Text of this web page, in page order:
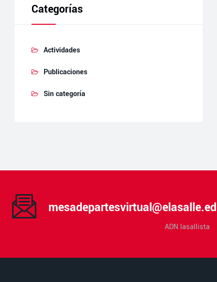
Categorías
Actividades
Publicaciones
Sin categoría
ADN lasallista